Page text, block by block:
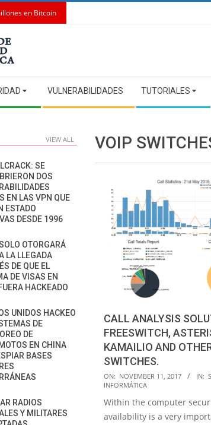
en Bitcoin
VULNERABILIDADES TUTORIALES
VOIP
CALL ANALYSIS
FREESWITCH,
KAMAILIO AND
SWITCHES.
2017-
11-
11
ON: NOVEMBER 11, 2017 IN:
INFORMÁTICA
Within the computer
availability is a very
VIEW ALL
SE
DOS
EN LAS VPN QUE
ESTADO
DESDE 1996
OTORGARÁ
LA LLEGADA
DE QUE EL
DE VISAS EN
HACKEADO
UNIDOS HACKEO
DE
DE
EN CHINA
BASES
RADIOS
Y MILITARES